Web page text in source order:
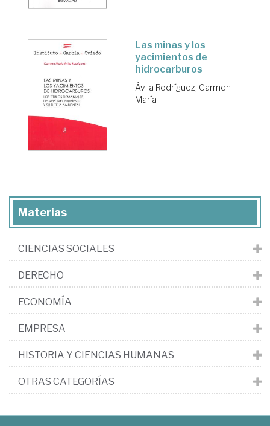
Las minas y los
yacimientos de
hidrocarburos
Ávila Rodríguez, Carmen
María
Materias
CIENCIAS SOCIALES
DERECHO
ECONOMÍA
EMPRESA
HISTORIA Y CIENCIAS HUMANAS
OTRAS CATEGORÍAS